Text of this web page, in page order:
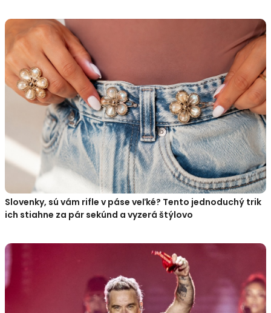
Slovenky, sú vám rifle v páse veľké? Tento jednoduchý trik
ich stiahne za pár sekúnd a vyzerá štýlovo